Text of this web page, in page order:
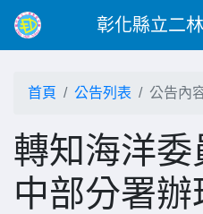
彰化縣立二
首頁 公告列表 公告內
轉知海洋
中部分署